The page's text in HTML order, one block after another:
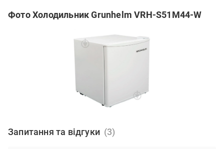
Фото Холодильник Grunhelm VRH-S51M44-W
Запитання та відгуки